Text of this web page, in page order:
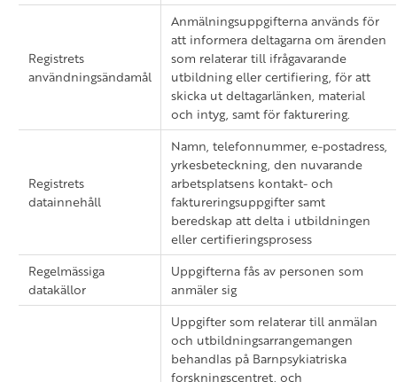
Registrets
användningsändamål
Anmälningsuppgifterna används för
att informera deltagarna om ärenden
som relaterar till ifrågavarande
utbildning eller certifiering, för att
skicka ut deltagarlänken, material
och intyg, samt för fakturering.
Registrets
datainnehåll
Namn, telefonnummer, e-postadress,
yrkesbeteckning, den nuvarande
arbetsplatsens kontakt- och
faktureringsuppgifter samt
beredskap att delta i utbildningen
eller certifieringsprosess
Regelmässiga
datakällor
Uppgifterna fås av personen som
anmäler sig
Uppgifter som relaterar till anmälan
och utbildningsarrangemangen
behandlas på Barnpsykiatriska
forskningscentret, och